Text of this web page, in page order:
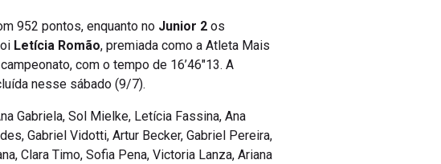
952 pontos, enquanto no Junior 2 os
Letícia Romão, premiada como a Atleta Mais
com o tempo de 16’46″13. A
nesse sábado (9/7).
Gabriela, Sol Mielke, Letícia Fassina, Ana
Gabriel Vidotti, Artur Becker, Gabriel Pereira,
Clara Timo, Sofia Pena, Victoria Lanza, Ariana